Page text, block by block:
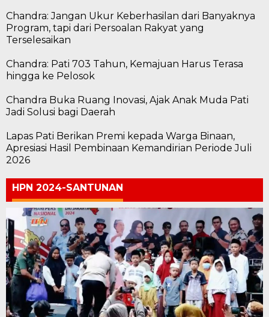
Chandra: Jangan Ukur Keberhasilan dari Banyaknya
Program, tapi dari Persoalan Rakyat yang
Terselesaikan
Chandra: Pati 703 Tahun, Kemajuan Harus Terasa
hingga ke Pelosok
Chandra Buka Ruang Inovasi, Ajak Anak Muda Pati
Jadi Solusi bagi Daerah
Lapas Pati Berikan Premi kepada Warga Binaan,
Apresiasi Hasil Pembinaan Kemandirian Periode Juli
2026
HPN 2024-SANTUNAN